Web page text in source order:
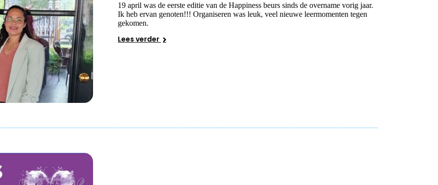
19 april was de eerste editie van de Happiness beurs sinds de overname vorig jaar.
Ik heb ervan genoten!!! Organiseren was leuk, veel nieuwe leermomenten tegen
gekomen.
Lees verder